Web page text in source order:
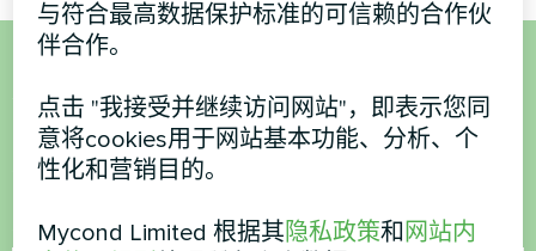
想购买或有疑问？
联系我们，我们将为您提供帮助
名称
与符合最高数据保护标准的可信赖的合作伙
伴合作。
点击 "我接受并继续访问网站"，即表示您同
意将cookies用于网站基本功能、分析、个
性化和营销目的。
Mycond Limited 根据其隐私政策和 网站内